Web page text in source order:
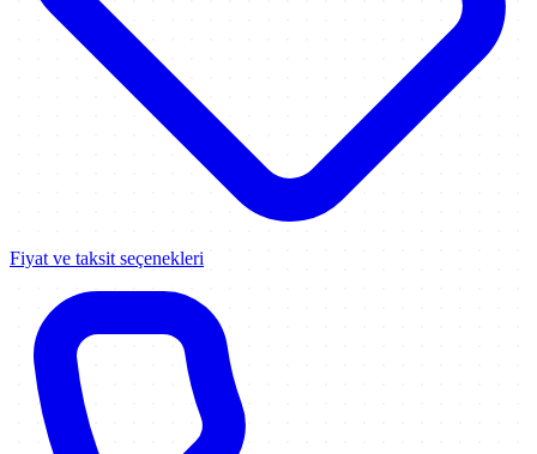
Fiyat ve taksit seçenekleri